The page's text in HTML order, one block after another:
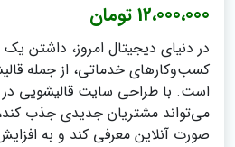
12،000،000 تومان
در دنیای دیجیتال امروز، داشتن
کسب‌وکارهای خدماتی، از جمله
است. با طراحی سایت قالیشویی
می‌تواند مشتریان جدیدی جذب
صورت آنلاین معرفی کند و به